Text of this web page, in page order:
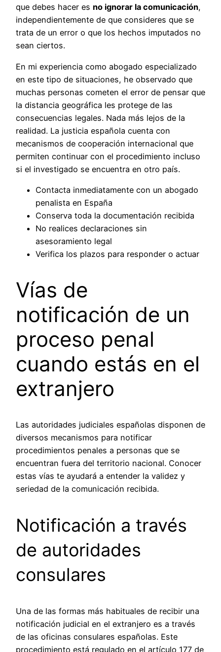
que debes hacer es no ignorar la comunicación,
independientemente de que consideres que se
trata de un error o que los hechos imputados no
sean ciertos.
En mi experiencia como abogado especializado
en este tipo de situaciones, he observado que
muchas personas cometen el error de pensar que
la distancia geográfica les protege de las
consecuencias legales. Nada más lejos de la
realidad. La justicia española cuenta con
mecanismos de cooperación internacional que
permiten continuar con el procedimiento incluso
si el investigado se encuentra en otro país.
Contacta inmediatamente con un abogado
penalista en España
Conserva toda la documentación recibida
No realices declaraciones sin
asesoramiento legal
Verifica los plazos para responder o actuar
Vías de
notificación de un
proceso penal
cuando estás en el
extranjero
Las autoridades judiciales españolas disponen de
diversos mecanismos para notificar
procedimientos penales a personas que se
encuentran fuera del territorio nacional. Conocer
estas vías te ayudará a entender la validez y
seriedad de la comunicación recibida.
Notificación a través
de autoridades
consulares
Una de las formas más habituales de recibir una
notificación judicial en el extranjero es a través
de las oficinas consulares españolas. Este
procedimiento está regulado en el artículo 177 de